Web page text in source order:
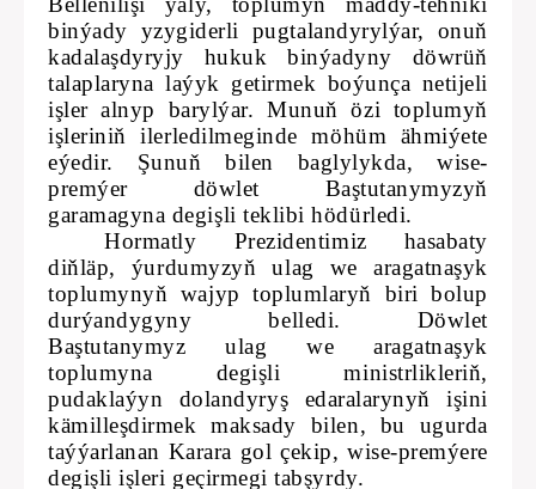
binýady yzygiderli pugtalandyrylýar, onuň
kadalaşdyryjy hukuk binýadyny döwrüň
talaplaryna laýyk getirmek boýunça netijeli
işler alnyp barylýar. Munuň özi toplumyň
işleriniň ilerledilmeginde möhüm ähmiýete
eýedir. Şunuň bilen baglylykda, wise-
premýer döwlet Baştutanymyzyň
garamagyna degişli teklibi hödürledi.
Hormatly Prezidentimiz hasabaty
diňläp, ýurdumyzyň ulag we aragatnaşyk
toplumynyň wajyp toplumlaryň biri bolup
durýandygyny belledi. Döwlet
Baştutanymyz ulag we aragatnaşyk
toplumyna degişli ministrlikleriň,
pudaklaýyn dolandyryş edaralarynyň işini
kämilleşdirmek maksady bilen, bu ugurda
taýýarlanan Karara gol çekip, wise-premýere
degişli işleri geçirmegi tabşyrdy.